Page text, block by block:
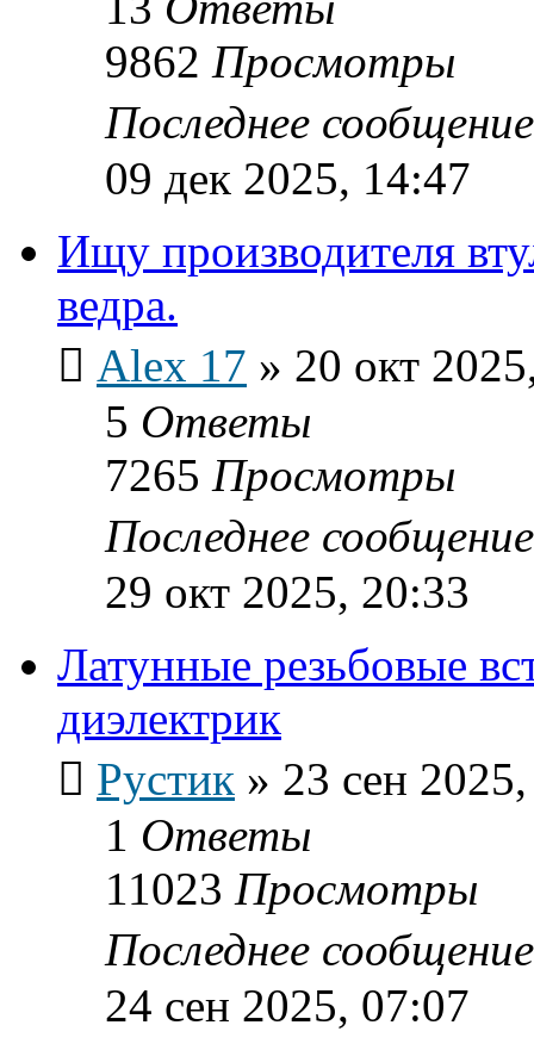
9862 Просмотры
Последнее
09 дек 2025, 14:47
Ищу производителя
ведра.
Alex 17 » 20 окт
5 Ответы
7265 Просмотры
Последнее
29 окт 2025, 20:33
Латунные резьбовые
диэлектрик
Рустик » 23 сен
1 Ответы
11023 Просмотры
Последнее
24 сен 2025, 07:07